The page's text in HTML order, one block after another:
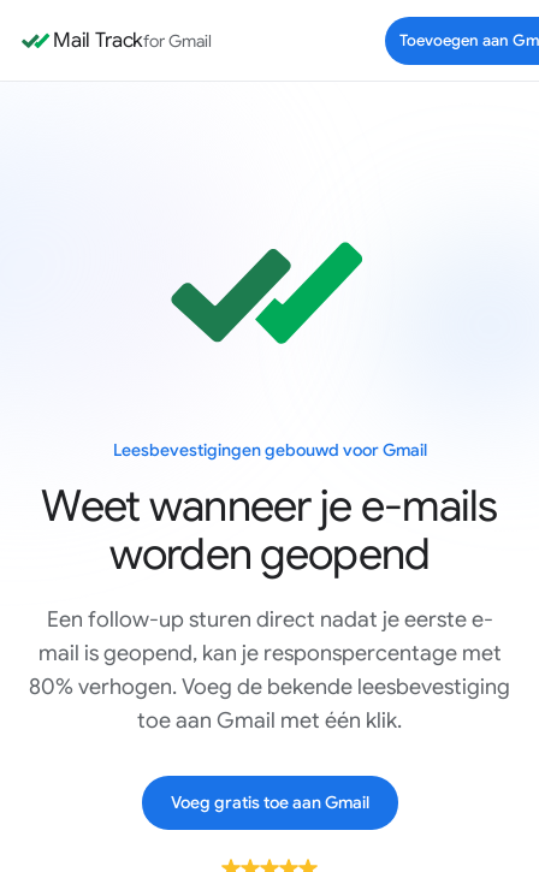
Mail Trackfor Gmail Toevoegen aan
Leesbevestigingen gebouwd voor Gmail
Weet wanneer je e-mails
worden geopend
Een follow-up sturen direct nadat je eerste e-
mail is geopend, kan je responspercentage met
80% verhogen. Voeg de bekende leesbevestiging
toe aan Gmail met één klik.
Voeg gratis toe aan Gmail